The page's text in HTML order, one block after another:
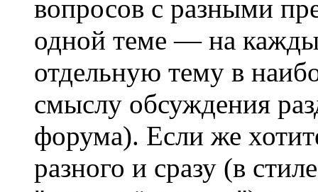
вопросов с разными
одной теме — на
отдельную тему в
смыслу обсуждения
форума). Если же
разного и сразу (в